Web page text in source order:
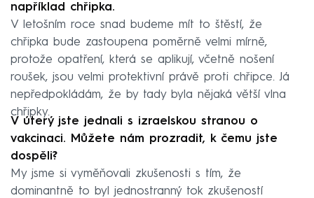
například chřipka.
V letošním roce snad budeme mít to štěstí, že
chřipka bude zastoupena poměrně velmi mírně,
protože opatření, která se aplikují, včetně nošení
roušek, jsou velmi protektivní právě proti chřipce. Já
nepředpokládám, že by tady byla nějaká větší vlna
chřipky.
V úterý jste jednali s izraelskou stranou o
vakcinaci. Můžete nám prozradit, k čemu jste
dospěli?
My jsme si vyměňovali zkušenosti s tím, že
dominantně to byl jednostranný tok zkušeností